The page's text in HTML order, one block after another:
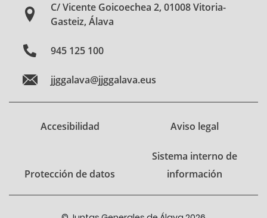
C/ Vicente Goicoechea 2, 01008 Vitoria-
Gasteiz, Álava
945 125 100
jjggalava@jjggalava.eus
Accesibilidad Aviso legal
Protección de datos
Sistema interno de
información